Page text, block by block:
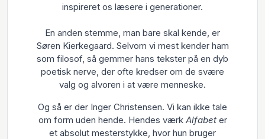
inspireret os læsere i generationer.
En anden stemme, man bare skal kende, er
Søren Kierkegaard. Selvom vi mest kender ham
som filosof, så gemmer hans tekster på en dyb
poetisk nerve, der ofte kredser om de svære
valg og alvoren i at være menneske.
Og så er der Inger Christensen. Vi kan ikke tale
om form uden hende. Hendes værk Alfabeter
et absolut mesterstykke, hvor hun bruger